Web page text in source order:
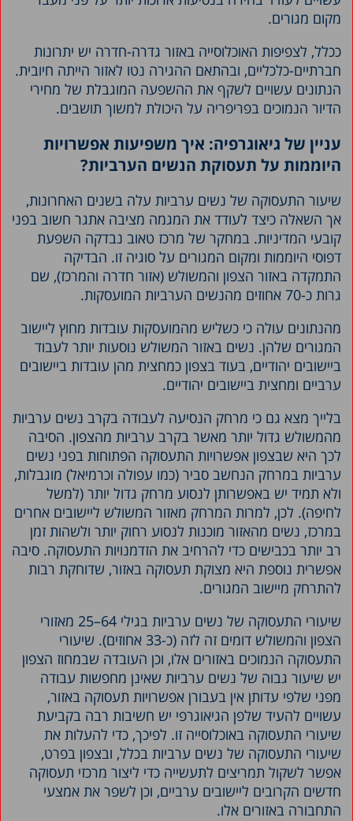
מקום מגורים.
ככלל, לצפיפות האוכלוסייה באזור גדרה-חדרה יש יתרונות
חברתיים-כלכליים, ובהתאם ההגירה נטו לאזור הייתה חיובית.
הנתונים עשויים לשקף את ההשפעה המוגבלת של מחירי
הדיור הנמוכים בפריפריה על היכולת למשוך תושבים.
עניין של גיאוגרפיה: איך משפיעות אפשרויות
היוממות על תעסוקת הנשים הערביות?
שיעור התעסוקה של נשים ערביות עלה בשנים האחרונות,
אך השאלה כיצד לעודד את המגמה מציבה אתגר חשוב בפני
קובעי המדיניות. במחקר של מרכז טאוב נבדקה השפעת
דפוסי היוממות ומקום המגורים על סוגיה זו. הבדיקה
התמקדה באזור הצפון והמשולש (אזור חדרה והמרכז), שם
גרות כ-70 אחוזים מהנשים הערביות המועסקות.
מהנתונים עולה כי כשליש מהמועסקות עובדות מחוץ ליישוב
המגורים שלהן. נשים באזור המשולש נוסעות יותר לעבוד
ביישובים יהודיים, בעוד בצפון כמחצית מהן עובדות ביישובים
ערביים ומחצית ביישובים יהודיים.
בלייך מצא גם כי מרחק הנסיעה לעבודה בקרב נשים ערביות
מהמשולש גדול יותר מאשר בקרב ערביות מהצפון. הסיבה
לכך היא שבצפון אפשרויות התעסוקה הפתוחות בפני נשים
ערביות במרחק הנחשב סביר (כמו עפולה וכרמיאל) מוגבלות,
ולא תמיד יש באפשרותן לנסוע מרחק גדול יותר (למשל
לחיפה). לכן, למרות המרחק מאזור המשולש ליישובים אחרים
במרכז, נשים מהאזור מוכנות לנסוע רחוק יותר ולשהות זמן
רב יותר בכבישים כדי להרחיב את הזדמנויות התעסוקה. סיבה
אפשרית נוספת היא מצוקת תעסוקה באזור, שדוחקת רבות
להתרחק מיישוב המגורים.
שיעורי התעסוקה של נשים ערביות בגילי 64–25 מאזורי
הצפון והמשולש דומים זה לזה (כ-33 אחוזים). שיעורי
התעסוקה הנמוכים באזורים אלו, וכן העובדה שבמחוז הצפון
יש שיעור גבוה של נשים ערביות שאינן מחפשות עבודה
מפני שלפי עדותן אין בעבורן אפשרויות תעסוקה באזור,
עשויים להעיד שלפן הגיאוגרפי יש חשיבות רבה בקביעת
שיעורי התעסוקה באוכלוסייה זו. לפיכך, כדי להעלות את
שיעורי התעסוקה של נשים ערביות בכלל, ובצפון בפרט,
אפשר לשקול תמריצים לתעשייה כדי ליצור מרכזי תעסוקה
חדשים הקרובים ליישובים ערביים, וכן לשפר את אמצעי
התחבורה באזורים אלו.